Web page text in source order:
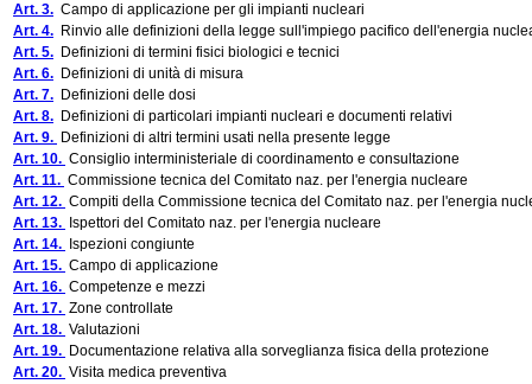
Art. 3. Campo di applicazione per gli impianti nucleari
Art. 4. Rinvio alle definizioni della legge sull'impiego pacifico dell'energia
Art. 5. Definizioni di termini fisici biologici e tecnici
Art. 6. Definizioni di unità di misura
Art. 7. Definizioni delle dosi
Art. 8. Definizioni di particolari impianti nucleari e documenti relativi
Art. 9. Definizioni di altri termini usati nella presente legge
Art. 10. Consiglio interministeriale di coordinamento e consultazione
Art. 11. Commissione tecnica del Comitato naz. per l'energia nucleare
Art. 12. Compiti della Commissione tecnica del Comitato naz. per l'energia
Art. 13.
Ispettori del Comitato naz. per l'energia nucleare
Art. 14.
Ispezioni congiunte
Art. 15. Campo di applicazione
Art. 16. Competenze e mezzi
Art. 17. Zone controllate
Art. 18. Valutazioni
Art. 19. Documentazione relativa alla sorveglianza fisica della protezione
Art. 20. Visita medica preventiva